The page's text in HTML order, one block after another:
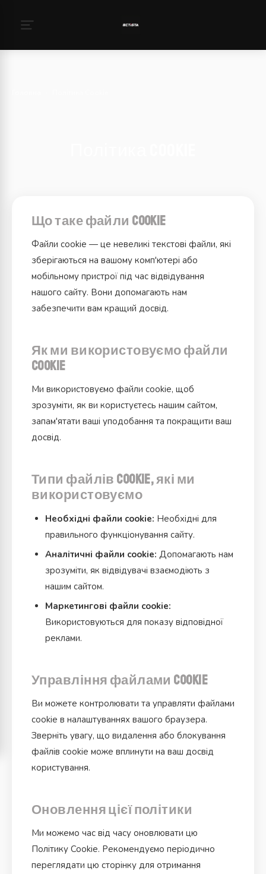
Що таке файли cookie
Файли cookie — це невеликі текстові файли, які
зберігаються на вашому комп'ютері або
мобільному пристрої під час відвідування
нашого сайту. Вони допомагають нам
забезпечити вам кращий досвід.
Як ми використовуємо файли
cookie
Ми використовуємо файли cookie, щоб
зрозуміти, як ви користуєтесь нашим сайтом,
запам'ятати ваші уподобання та покращити ваш
досвід.
Типи файлів cookie, які ми
використовуємо
Необхідні файли cookie: Необхідні для
правильного функціонування сайту.
Аналітичні файли cookie: Допомагають нам
зрозуміти, як відвідувачі взаємодіють з
нашим сайтом.
Маркетингові файли cookie:
Використовуються для показу відповідної
реклами.
Управління файлами cookie
Ви можете контролювати та управляти файлами
cookie в налаштуваннях вашого браузера.
Зверніть увагу, що видалення або блокування
файлів cookie може вплинути на ваш досвід
користування.
Оновлення цієї політики
Ми можемо час від часу оновлювати цю
Політику Cookie. Рекомендуємо періодично
переглядати цю сторінку для отримання